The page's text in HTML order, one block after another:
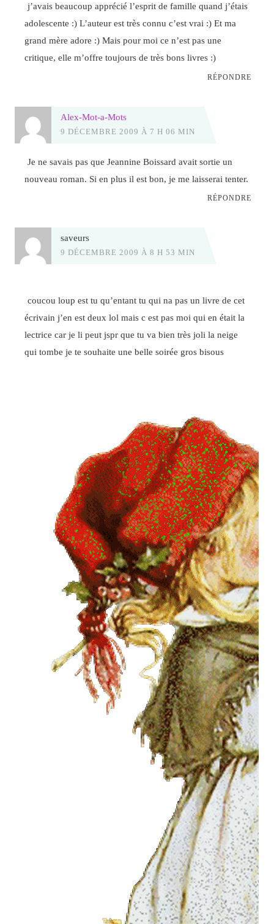
j’avais beaucoup apprécié l’esprit de famille quand j’étais
adolescente :) L’auteur est très connu c’est vrai :) Et ma
grand mère adore :) Mais pour moi ce n’est pas une
critique, elle m’offre toujours de très bons livres :)
RÉPONDRE
Alex-Mot-a-Mots
9 DÉCEMBRE 2009 À 7 H 06 MIN
Je ne savais pas que Jeannine Boissard avait sortie un
nouveau roman. Si en plus il est bon, je me laisserai tenter.
RÉPONDRE
saveurs
9 DÉCEMBRE 2009 À 8 H 53 MIN
coucou loup est tu qu’entant tu qui na pas un livre de cet
écrivain j’en est deux lol mais c est pas moi qui en était la
lectrice car je li peut jspr que tu va bien très joli la neige
qui tombe je te souhaite une belle soirée gros bisous